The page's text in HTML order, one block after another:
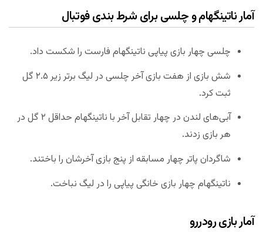
آمار ناتینگهام و چلسی برای شرط بندی فوتبال
چلسی چهار بازی پیاپی ناتینگهام فارست را شکست داد.
شش بازی از هفت بازی آخر چلسی در لیگ برتر زیر ۲.۵ گل
ثبت کرد.
آبی‌های لندن در چهار تقابل آخر با ناتینگهام حداقل ۲ گل در
هر بازی زدند.
شاگردان پاتر چهار مسابقه از پنج بازی آخرشان را باختند.
ناتینگهام چهار بازی خانگی پیاپی را در لیگ نباخت.
آمار بازی رودررو